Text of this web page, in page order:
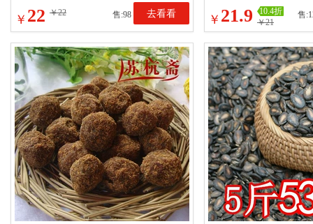
早餐零食小吃休闲食品
￥ 22 ￥22 售:98 去看看
夜宵小吃熟食开袋即食
￥ 21.9
10.4折
￥21
售